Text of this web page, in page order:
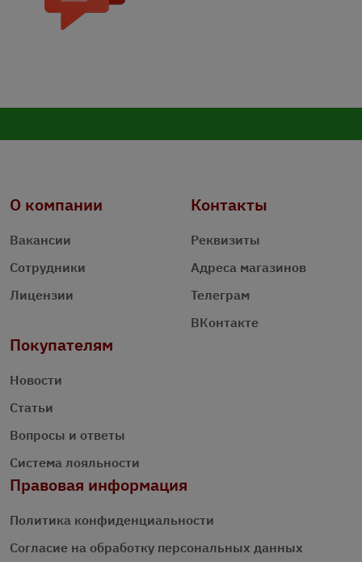
О компании
Вакансии
Сотрудники
Лицензии
Контакты
Реквизиты
Адреса магазинов
Телеграм
ВКонтакте
Покупателям
Новости
Статьи
Вопросы и ответы
Система лояльности
Правовая информация
Политика конфиденциальности
Согласие на обработку персональных данных